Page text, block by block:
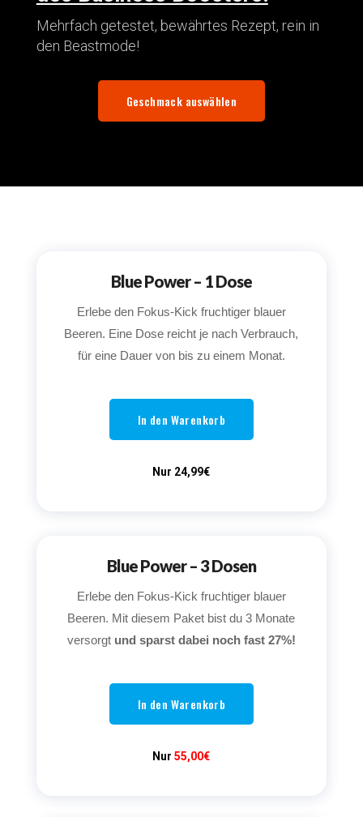
Mehrfach getestet, bewährtes Rezept, rein in
den Beastmode!
Geschmack auswählen
Blue Power – 1 Dose
Erlebe den Fokus-Kick fruchtiger blauer
Beeren. Eine Dose reicht je nach Verbrauch,
für eine Dauer von bis zu einem Monat.
In den Warenkorb
Nur 24,99€
Blue Power – 3 Dosen
Erlebe den Fokus-Kick fruchtiger blauer
Beeren. Mit diesem Paket bist du 3 Monate
versorgt und sparst dabei noch fast 27%!
In den Warenkorb
Nur55,00€